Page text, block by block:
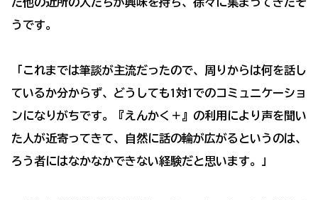
た他の近所の人たちが興味を持ち、徐々に集まってきたそ
うです。
「これまでは筆談が主流だったので、周りからは何を話し
ているか分からず、どうしても1対1でのコミュニケーショ
ンになりがちです。『えんかく＋』の利用により声を聞い
た人が近寄ってきて、自然に話の輪が広がるというのは、
ろう者にはなかなかできない経験だと思います。」